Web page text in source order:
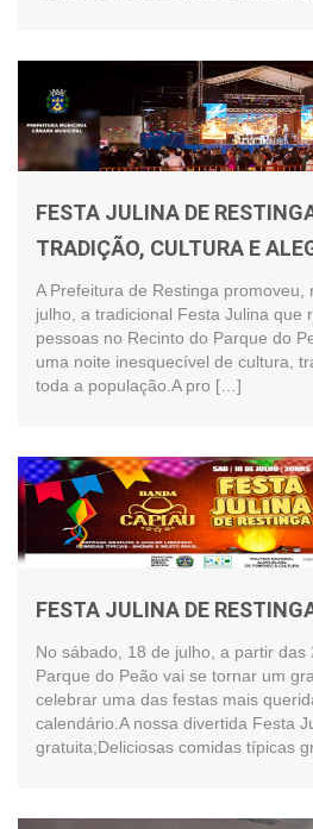
FESTA JULINA DE RESTINGA! UMA NOITE
TRADIÇÃO, CULTURA E
A Prefeitura de Restinga promoveu,
julho, a tradicional Festa Julina que
pessoas no Recinto do Parque do
uma noite inesquecível de cultura,
toda a população.A pro […]
FESTA JULINA DE
No sábado, 18 de julho, a partir das
Parque do Peão vai se tornar um
celebrar uma das festas mais
calendário.A nossa divertida Festa
gratuita;Deliciosas comidas típicas